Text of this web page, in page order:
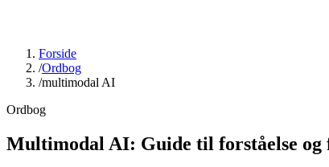
Forside
/Ordbog
/multimodal AI
Ordbog
Multimodal AI: Guide til forståelse